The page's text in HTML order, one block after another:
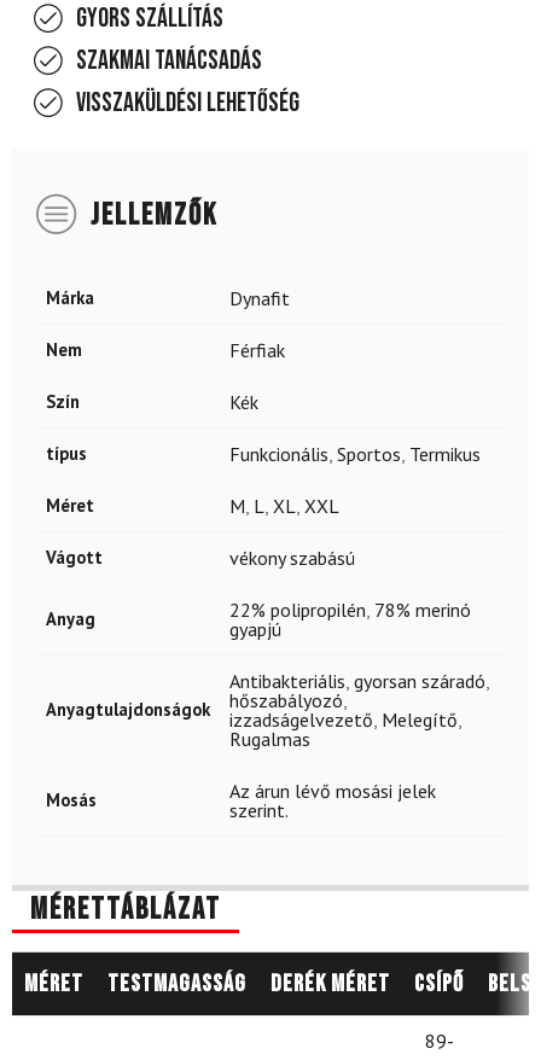
Gyors szállítás
Szakmai tanácsadás
Visszaküldési lehetőség
JELLEMZŐK
Márka Dynafit
Nem Férfiak
Szín Kék
típus Funkcionális Sportos Termikus
Méret M L XL XXL
Vágott vékony szabású
Anyag 22% polipropilén 78% merinó
gyapjú
Anyagtulajdonságok
Antibakteriális gyorsan száradó
hőszabályozó
izzadságelvezető Melegítő
Rugalmas
Mosás
Az árun lévő mosási jelek
szerint.
Mérettáblázat
Méret Testmagasság Derék méret Csípő
89-